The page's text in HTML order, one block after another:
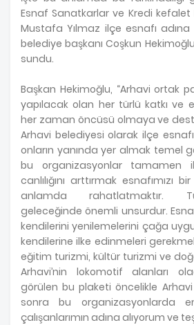
Esnaf Sanatkarlar ve Kredi kefalet
Mustafa Yılmaz ilçe esnafı adına
belediye başkanı Coşkun
sundu.
Başkan Hekimoğlu, “Arhavi ortak
yapılacak olan her türlü katkı ve
her zaman öncüsü olmaya ve
Arhavi belediyesi olarak ilçe
onların yanında yer almak temel
bu organizasyonlar tamamen
canlılığını arttırmak esnafımızı
anlamda rahatlatmaktır.
geleceğinde önemli unsurdur.
kendilerini yenilemelerini çağa
kendilerine ilke edinmeleri
eğitim turizmi, kültür turizmi ve
Arhavi’nin lokomotif alanları
görülen bu plaketi öncelikle
sonra bu organizasyonlarda
çalışanlarımın adına alıyorum ve